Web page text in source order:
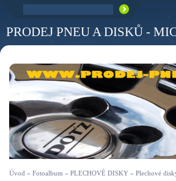
PRODEJ PNEU A DISKŮ -
Úvod » Fotoalbum » PLECHOVÉ DISKY » Plechové